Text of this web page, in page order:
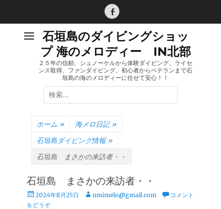
Facebook
石垣島のダイビングショッ
プ 海のメロディー IN北部
２５年の信頼、シュノーケルから体験ダイビング、ライセ
ンス取得、ファンダイビング、初心者からベテランまで石
垣島の海のメロディーに任せて安心！！
検
索:
ホーム » 海メロ日記 »
石垣島ダイビング情報 »
石垣島 まさかの来訪者・・
石垣島 まさかの来訪者・・
投
稿
2024年8月25日
投 umimelo@gmail.com
コメント
をどうぞ